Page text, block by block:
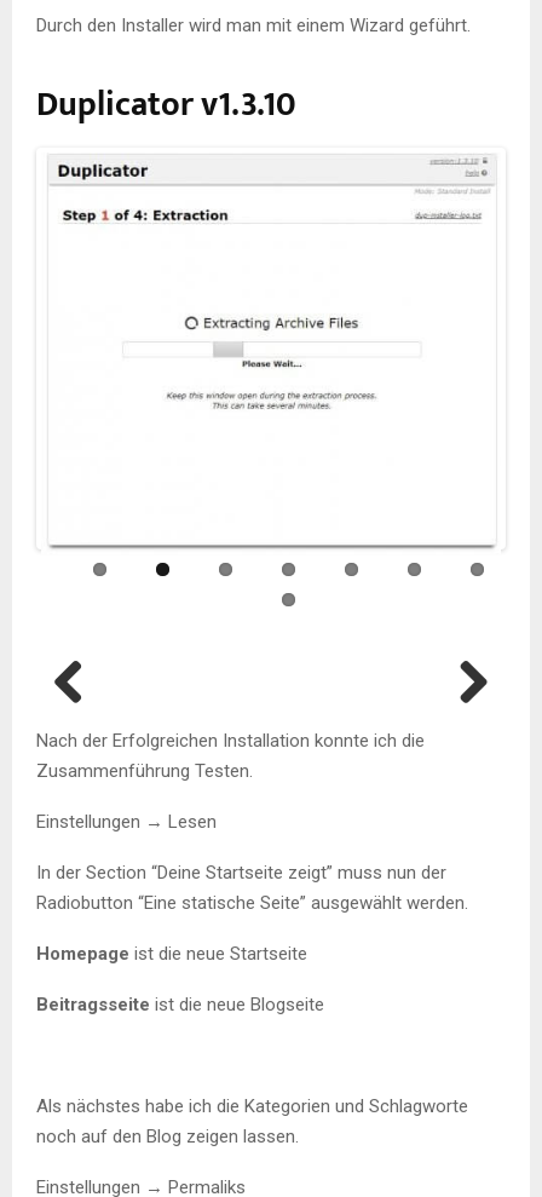
Durch den Installer wird man mit einem Wizard geführt.
Duplicator v1.3.10
Nach der Erfolgreichen Installation konnte ich die
Zusammenführung Testen.
Einstellungen → Lesen
In der Section “Deine Startseite zeigt” muss nun der
Radiobutton “Eine statische Seite” ausgewählt werden.
Homepage ist die neue Startseite
Beitragsseite ist die neue Blogseite
Als nächstes habe ich die Kategorien und Schlagworte
noch auf den Blog zeigen lassen.
Einstellungen → Permaliks